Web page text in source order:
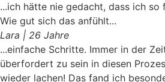
...ich hätte nie gedacht, dass ich so
Wie gut sich das anfühlt...
Lara | 26 Jahre
...einfache Schritte. Immer in der
überfordert zu sein in diesen
wieder lachen! Das fand ich